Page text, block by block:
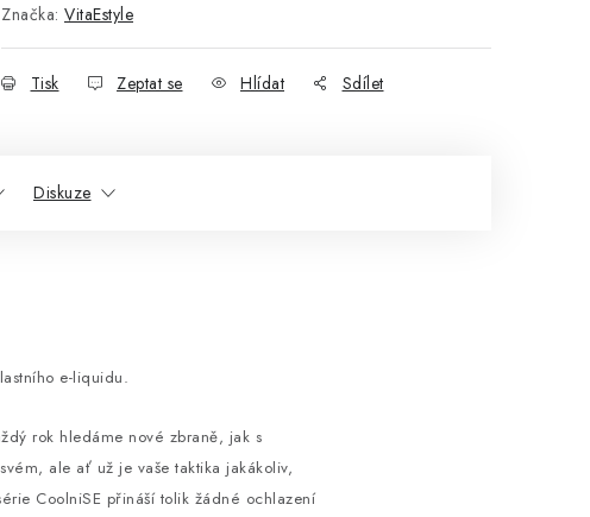
Značka: VitaEstyle
Tisk Zeptat se Hlídat Sdílet
Diskuze
e-liquidu.
rok hledáme nové zbraně, jak s
ale ať už je vaše taktika jakákoliv,
CoolniSE přináší tolik žádné ochlazení